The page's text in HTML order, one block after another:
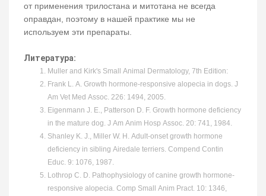
от применения трилостана и митотана не всегда
оправдан, поэтому в нашей практике мы не
используем эти препараты.
Литература:
Muller and Kirk's Small Animal Dermatology, 7th Edition:
Frank L. A. Growth hormone-responsive alopecia in dogs. J
Am Vet Med Assoc. 226: 1494, 2005.
Eigenmann J. E., Patterson D. F. Growth hormone deficiency
in the mature dog. J Am Anim Hosp Assoc. 20: 741, 1984.
Shanley K. J., Miller W. H. Adult-onset growth hormone
deficiency in sibling Airedale terriers. Compend Contin
Educ. 9: 1076, 1987.
Lothrop C. D. Pathophysiology of canine growth hormone-
responsive alopecia. Comp Small Anim Pract. 10: 1346,